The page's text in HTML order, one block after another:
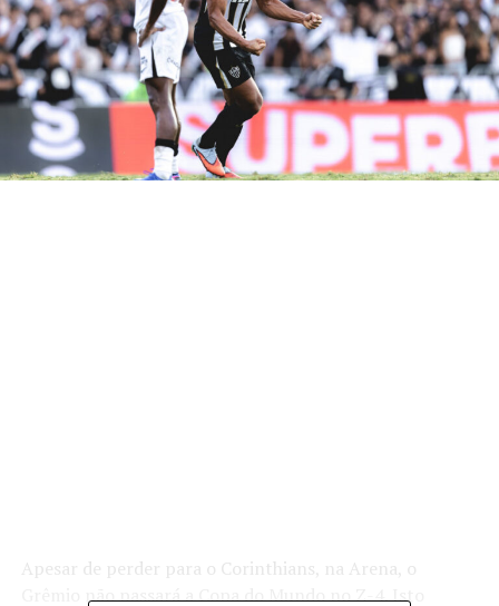
Apesar de perder para o Corinthians, na Arena, o
Grêmio não passará a Copa do Mundo no Z-4. Isto